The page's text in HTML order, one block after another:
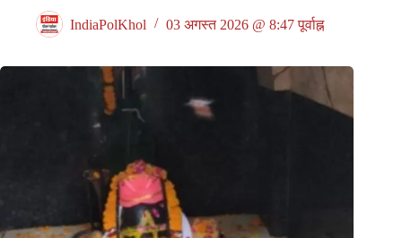
IndiaPolKhol 03 अगस्त 2026 @ 8:47 पूर्वाह्न